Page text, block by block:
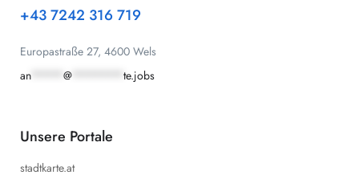
+43 7242 316 719
Europastraße 27, 4600 Wels
an
@ te.jobs
Unsere Portale
stadtkarte.at